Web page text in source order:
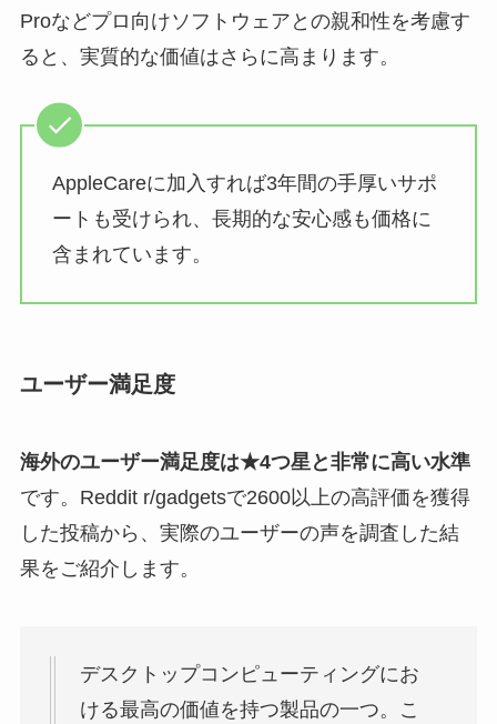
Proなどプロ向けソフトウェアとの親和性を考慮す
ると、実質的な価値はさらに高まります。
AppleCareに加入すれば3年間の手厚いサポ
ートも受けられ、長期的な安心感も価格に
含まれています。
ユーザー満足度
海外のユーザー満足度は★4つ星と非常に高い水準
です。Reddit r/gadgetsで2600以上の高評価を獲得
した投稿から、実際のユーザーの声を調査した結
果をご紹介します。
デスクトップコンピューティングにお
ける最高の価値を持つ製品の一つ。こ